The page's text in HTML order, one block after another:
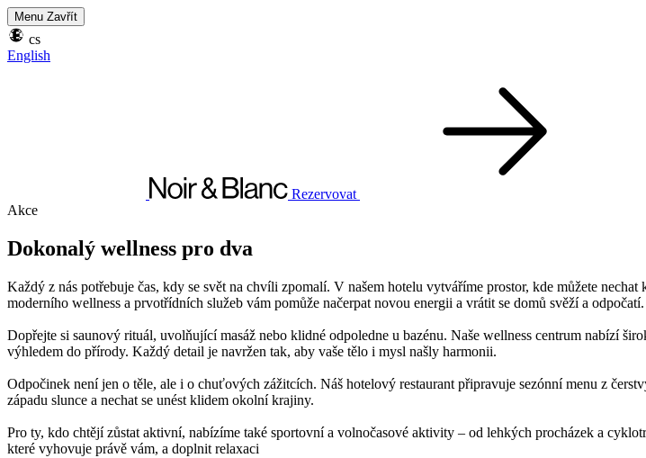
Menu Zavřít
cs
English
Rezervovat
Akce
Dokonalý wellness pro dva
Každý z nás potřebuje čas, kdy se svět na chvíli zpomalí. V našem hotelu vytváříme prostor, kde můžete
moderního wellness a prvotřídních služeb vám pomůže načerpat novou energii a vrátit se domů svěží a odpočatí.
Dopřejte si saunový rituál, uvolňující masáž nebo klidné odpoledne u bazénu. Naše wellness centrum nabízí
výhledem do přírody. Každý detail je navržen tak, aby vaše tělo i mysl našly harmonii.
Odpočinek není jen o těle, ale i o chuťových zážitcích. Náš hotelový restaurant připravuje sezónní menu z
západu slunce a nechat se unést klidem okolní krajiny.
Pro ty, kdo chtějí zůstat aktivní, nabízíme také sportovní a volnočasové aktivity – od lehkých procházek a
které vyhovuje právě vám, a doplnit relaxaci